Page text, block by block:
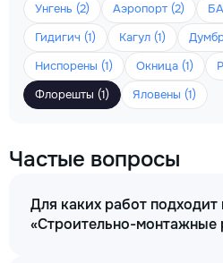
Унгень (2)
Аэропорт (2)
Гидигич (1)
Кагул (1)
Ниспорены (1)
Окница (1)
Флорешты (1)
Яловены (1)
Частые вопросы
Для каких работ подходит
«Строительно-монтажные